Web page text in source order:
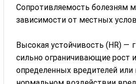
Сопротивляемость болезням
зависимости от местных
Высокая устойчивость (HR) —
сильно ограничивающие рост
определенных вредителей или